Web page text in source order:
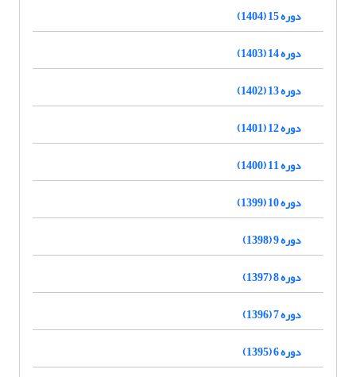
دوره 15 (1404)
دوره 14 (1403)
دوره 13 (1402)
دوره 12 (1401)
دوره 11 (1400)
دوره 10 (1399)
دوره 9 (1398)
دوره 8 (1397)
دوره 7 (1396)
دوره 6 (1395)